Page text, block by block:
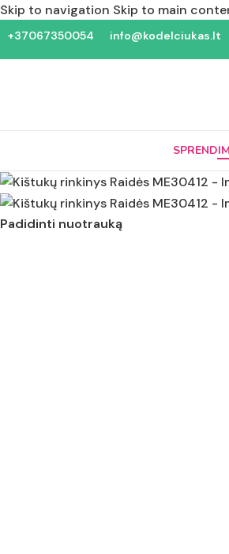
Skip to navigation Skip to main
+37067350054 info@kodelciukas.lt
Padidinti nuotrauką